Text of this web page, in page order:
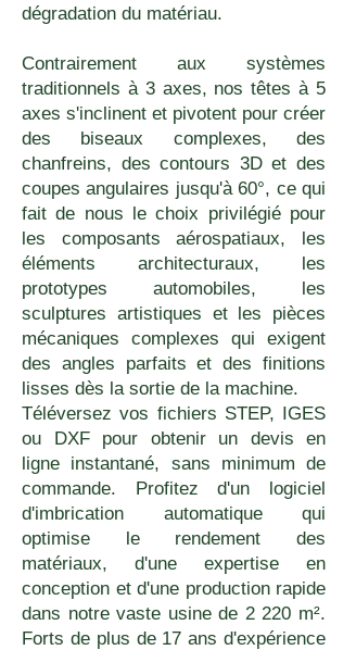
dégradation du matériau.
Contrairement aux systèmes
traditionnels à 3 axes, nos têtes à 5
axes s'inclinent et pivotent pour créer
des biseaux complexes, des
chanfreins, des contours 3D et des
coupes angulaires jusqu'à 60°, ce qui
fait de nous le choix privilégié pour
les composants aérospatiaux, les
éléments architecturaux, les
prototypes automobiles, les
sculptures artistiques et les pièces
mécaniques complexes qui exigent
des angles parfaits et des finitions
lisses dès la sortie de la machine.
Téléversez vos fichiers STEP, IGES
ou DXF pour obtenir un devis en
ligne instantané, sans minimum de
commande. Profitez d'un logiciel
d'imbrication automatique qui
optimise le rendement des
matériaux, d'une expertise en
conception et d'une production rapide
dans notre vaste usine de 2 220 m².
Forts de plus de 17 ans d'expérience